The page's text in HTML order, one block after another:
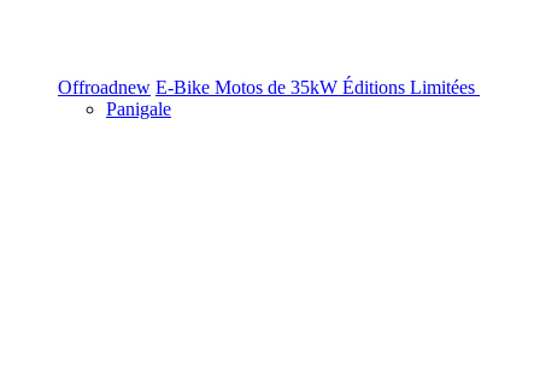
Offroadnew E-Bike Motos de 35kW Éditions Limitées
Panigale